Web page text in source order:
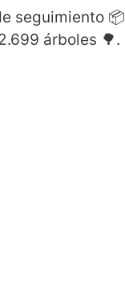
seguimiento 📦
árboles 🌳.